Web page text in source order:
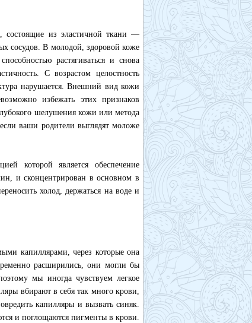
из эластичной ткани —
сосудов. В молодой, здоровой коже
растягиваться и снова
С возрастом целостность
нарушается. Внешний вид кожи
избежать этих признаков
шелушения кожи или метода
ваши родители выглядят моложе
которой является обеспечение
и сконцентрирован в основном в
холод, держаться на воде и
капиллярами, через которые она
расширились, они могли бы
мы иногда чувствуем легкое
вбирают в себя так много крови,
капилляры и вызвать синяк.
и поглощаются пигменты в крови.